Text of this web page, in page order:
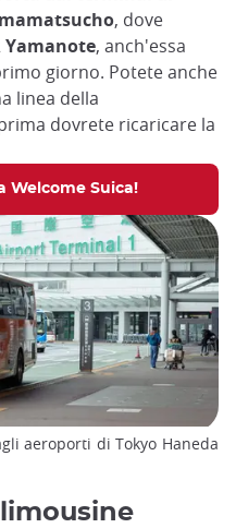
, dove
Yamanote, anch'essa
giorno. Potete anche
linea della
dovrete ricaricare la
Welcome Suica!
aeroporti di Tokyo Haneda